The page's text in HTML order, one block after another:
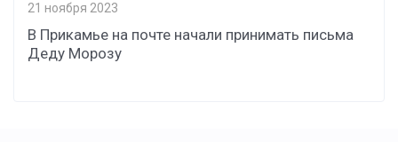
21 ноября 2023
В Прикамье на почте начали принимать письма
Деду Морозу